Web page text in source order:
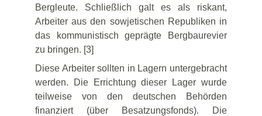
Bergleute. Schließlich galt es als riskant,
Arbeiter aus den sowjetischen Republiken in
das kommunistisch geprägte Bergbaurevier
zu bringen. [3]
Diese Arbeiter sollten in Lagern untergebracht
werden. Die Errichtung dieser Lager wurde
teilweise von den deutschen Behörden
finanziert (über Besatzungsfonds). Die